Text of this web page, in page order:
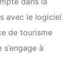
avec le logiciel
de tourisme
à